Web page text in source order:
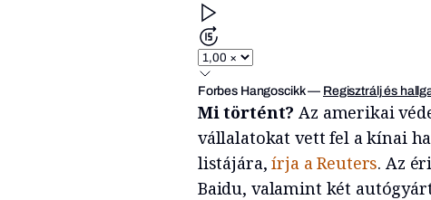
Forbes Hangoscikk— Regisztrálj és
Mi történt? Az amerikai
vállalatokat vett fel a kínai
listájára,írja a Reuters. Az
Baidu, valamint két